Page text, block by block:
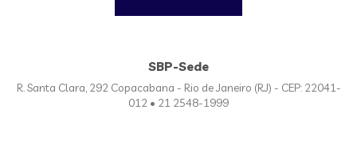
SBP-Sede
R. Santa Clara, 292 Copacabana - Rio de Janeiro (RJ) - CEP: 22041-
012 • 21 2548-1999